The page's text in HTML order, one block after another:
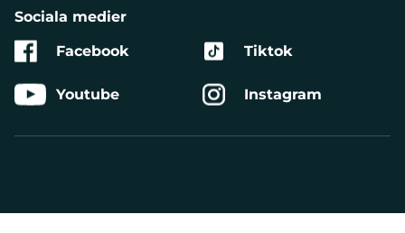
Sociala medier
Facebook
Youtube
Tiktok
Instagram